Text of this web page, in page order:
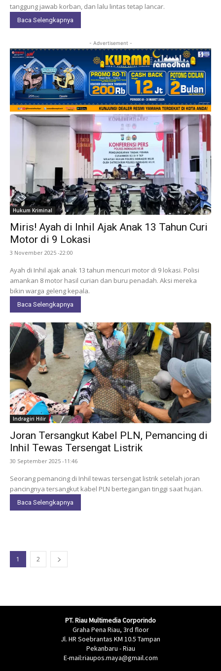
tanggung jawab korban, dan lalu lintas tetap lancar.
Baca Selengkapnya
- Advertisement -
Hukum Kriminal
Miris! Ayah di Inhil Ajak Anak 13 Tahun Curi
Motor di 9 Lokasi
3 November 2025 -22:00
Ayah di Inhil ajak anak 13 tahun mencuri motor di 9 lokasi. Polisi
amankan 8 motor hasil curian dan buru penadah. Aksi mereka
bikin warga geleng kepala.
Baca Selengkapnya
Indragiri Hilir
Joran Tersangkut Kabel PLN, Pemancing di
Inhil Tewas Tersengat Listrik
30 September 2025 -11:46
Seorang pemancing di Inhil tewas tersengat listrik setelah joran
pancingnya tersangkut kabel PLN bertegangan tinggi saat hujan.
Baca Selengkapnya
1 2
PT. Riau Multimedia Corporindo
Graha Pena Riau, 3rd floor
Jl. HR Soebrantas KM 10.5 Tampan
Pekanbaru - Riau
E-mail:riaupos.maya@gmail.com